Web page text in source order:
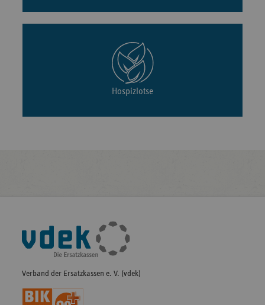
Hospizlotse
Fußleisten-
Navigation
Verband der Ersatzkassen e. V. (vdek)